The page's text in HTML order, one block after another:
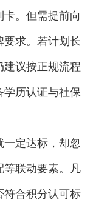
。但需提前向
要求。若计划长
建议按正规流程
学历认证与社保
定达标，却忽
等联动要素。凡
符合积分认可标